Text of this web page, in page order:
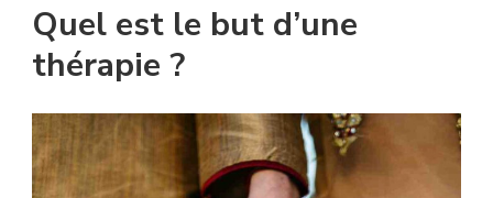
Quel est le but d’une
thérapie ?